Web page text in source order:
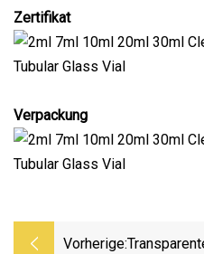
Zertifikat
Verpackung
Vorherige: